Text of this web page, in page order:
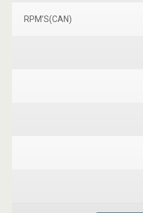
RPM’S(CAN)